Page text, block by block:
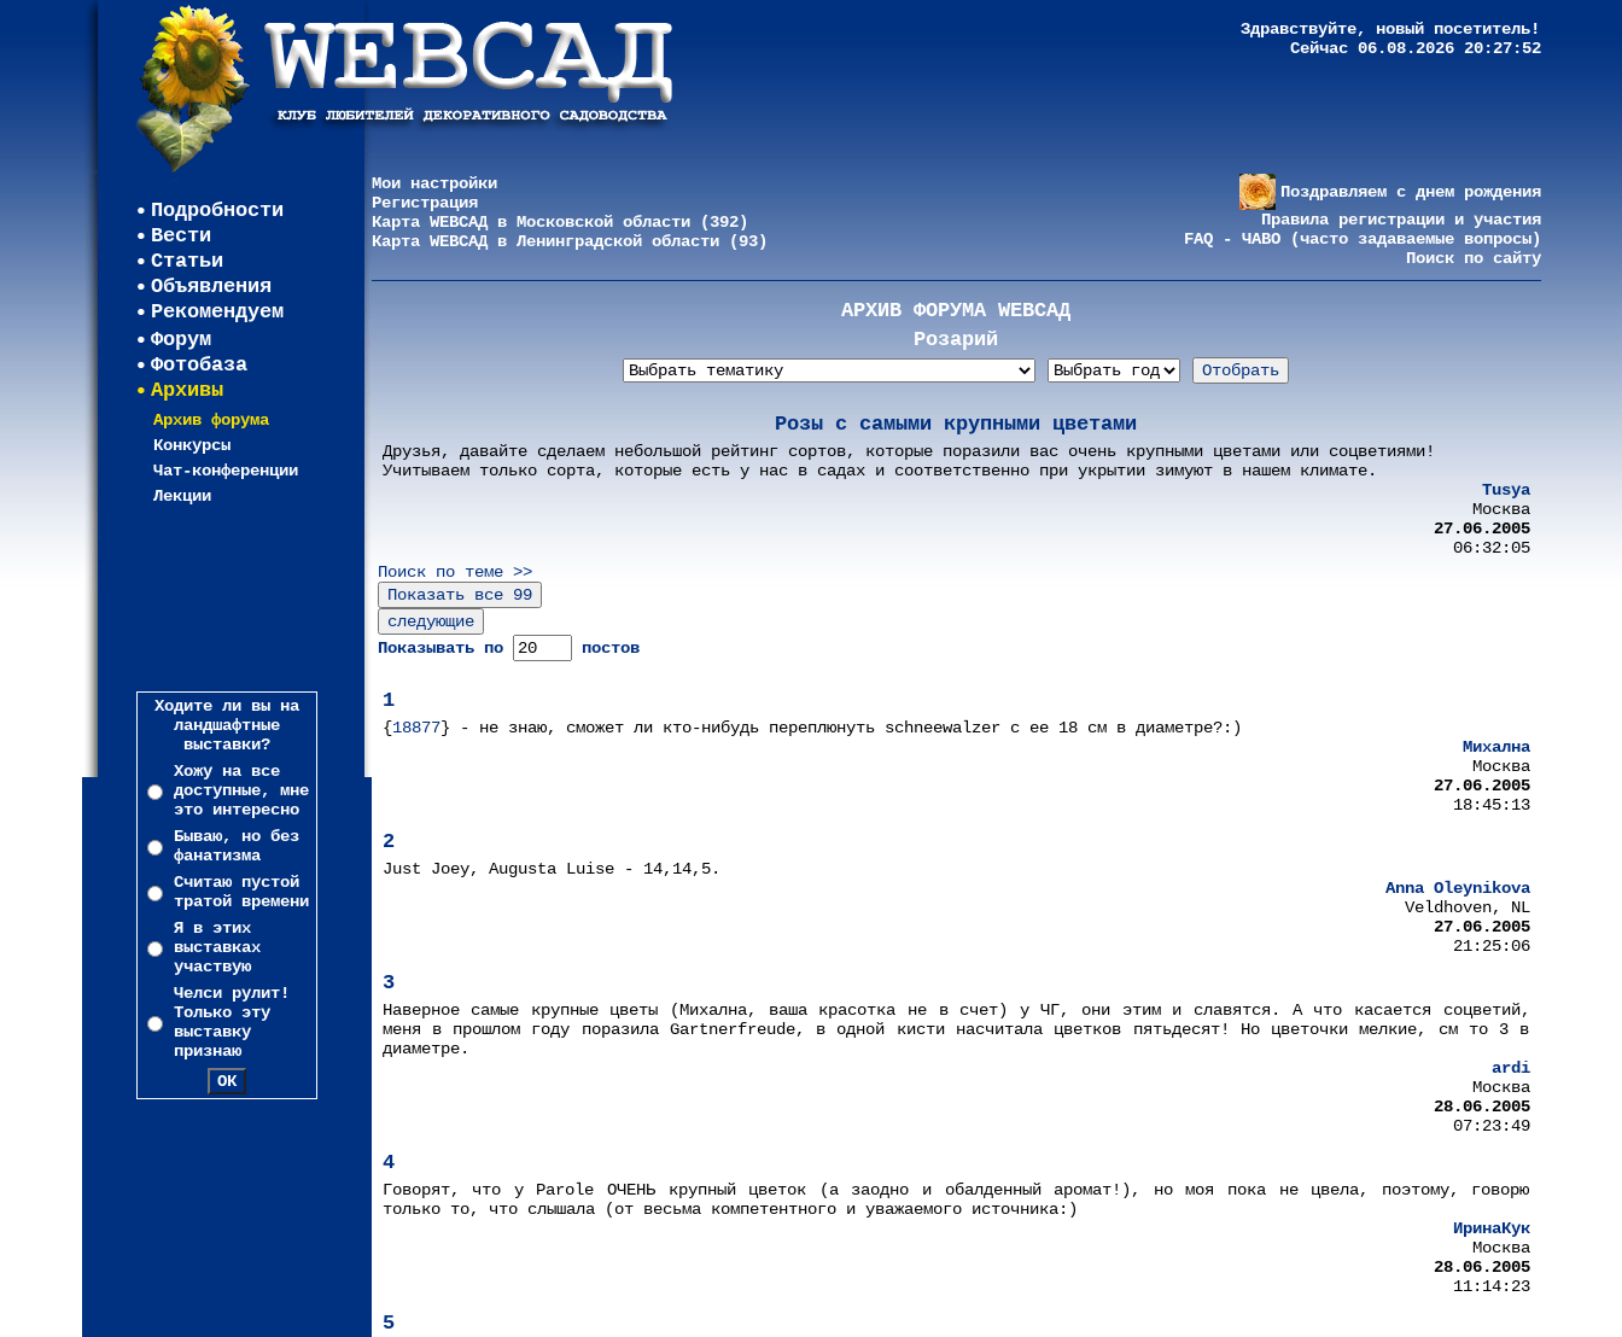
Здравствуйте, новый посетитель!
Сейчас 06.08.2026 20:27:52
Подробности
Вести
Статьи
Объявления
Рекомендуем
Форум
Фотобаза
Архивы
Архив форума
Конкурсы
Чат-конференции
Лекции
Ходите ли вы на
ландшафтные
выставки?
Хожу на все
доступные, мне
это интересно
Бываю, но без
фанатизма
Считаю пустой
тратой времени
Я в этих
выставках
участвую
Челси рулит!
Только эту
выставку
признаю
Мои настройки
Регистрация
Карта WEBСАД в Московской области (392)
Карта WEBСАД в Ленинградской области (93)
Поздравляем с днем рождения
Правила регистрации и участия
FAQ - ЧАВО (часто задаваемые вопросы)
Поиск по сайту
АРХИВ ФОРУМА WEBСАД
Розарий
Розы с самыми крупными цветами
Друзья, давайте сделаем небольшой рейтинг сортов, которые поразили вас очень крупными цветами или соцветиями!
Учитываем только сорта, которые есть у нас в садах и соответственно при укрытии зимуют в нашем климате.
Tusya
Москва
27.06.2005
06:32:05
Поиск по теме >>
Показывать по постов
1
{18877} - не знаю, сможет ли кто-нибудь переплюнуть schneewalzer с ее 18 см в диаметре?:)
Михална
Москва
27.06.2005
18:45:13
2
Just Joey, Augusta Luise - 14,14,5.
Anna Oleynikova
Veldhoven, NL
27.06.2005
21:25:06
3
Наверное самые крупные цветы (Михална, ваша красотка не в счет) у ЧГ, они этим и славятся. А что касается соцветий,
меня в прошлом году поразила Gartnerfreude, в одной кисти насчитала цветков пятьдесят! Но цветочки мелкие, см то 3 в
диаметре.
ardi
Москва
28.06.2005
07:23:49
4
Говорят, что у Parole ОЧЕНЬ крупный цветок (а заодно и обалденный аромат!), но моя пока не цвела, поэтому, говорю
только то, что слышала (от весьма компетентного и уважаемого источника:)
ИринаКук
Москва
28.06.2005
11:14:23
5